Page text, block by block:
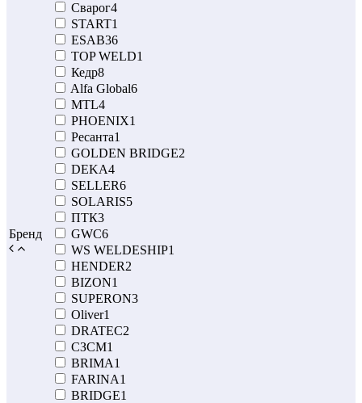
Бренд
Сварог4
START1
ESAB36
TOP WELD1
Кедр8
Alfa Global6
MTL4
PHOENIX1
Ресанта1
GOLDEN BRIDGE2
DEKA4
SELLER6
SOLARIS5
ПТК3
GWC6
WS WELDESHIP1
HENDER2
BIZON1
SUPERON3
Oliver1
DRATEC2
СЗСМ1
BRIMA1
FARINA1
BRIDGE1